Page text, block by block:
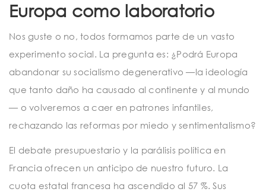
Europa como laboratorio
Nos guste o no, todos formamos parte de un vasto
experimento social. La pregunta es: ¿Podrá Europa
abandonar su socialismo degenerativo —la ideología
que tanto daño ha causado al continente y al mundo
— o volveremos a caer en patrones infantiles,
rechazando las reformas por miedo y sentimentalismo?
El debate presupuestario y la parálisis política en
Francia ofrecen un anticipo de nuestro futuro. La
cuota estatal francesa ha ascendido al 57 %. Sus